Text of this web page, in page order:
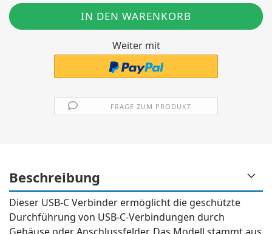
Weiter mit
FRAGE ZUM PRODUKT
Beschreibung
Dieser USB-C Verbinder ermöglicht die geschützte
Durchführung von USB-C-Verbindungen durch